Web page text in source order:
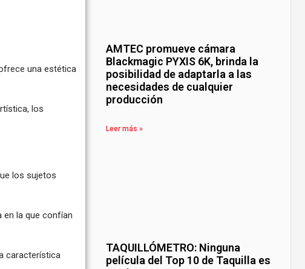
una estética
los
los sujetos
en la que confían
característica
AMTEC promueve cámara
Blackmagic PYXIS 6K, brinda la
posibilidad de adaptarla a las
necesidades de cualquier
producción
Leer más »
TAQUILLÓMETRO: Ninguna
película del Top 10 de Taquilla es